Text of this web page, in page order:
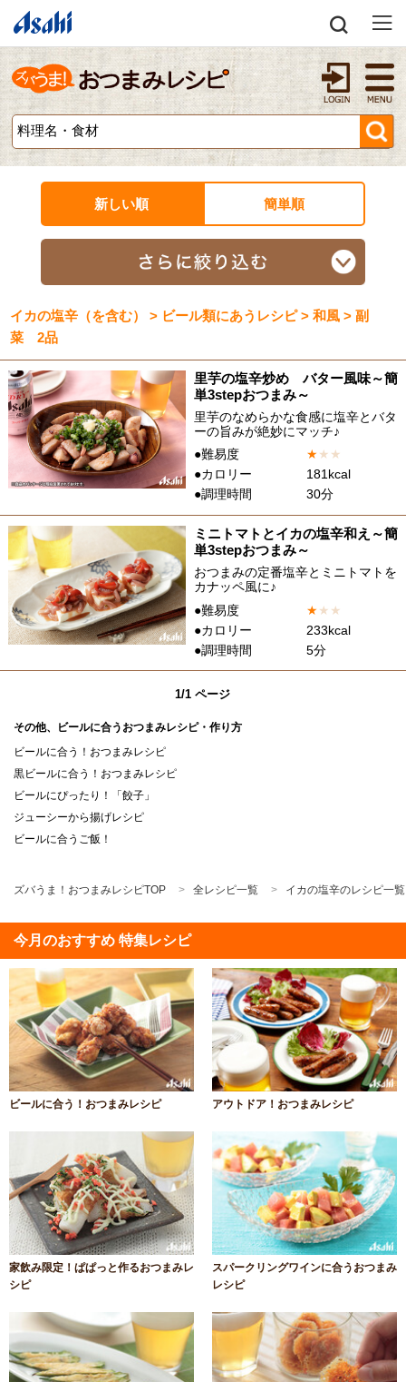
新しい順 簡単順
イカの塩辛（を含む） > ビール類にあうレシピ > 和風 > 副
菜 2品
里芋の塩辛炒め バター風味～簡
単3stepおつまみ～
里芋のなめらかな食感に塩辛とバタ
ーの旨みが絶妙にマッチ♪
●難易度
★★ ★
●カロリー
181kcal
●調理時間
30分
ミニトマトとイカの塩辛和え～簡
単3stepおつまみ～
おつまみの定番塩辛とミニトマトを
カナッペ風に♪
●難易度
★★ ★
●カロリー
233kcal
●調理時間
5分
1/1 ページ
その他、ビールに合うおつまみレシピ・作り方
ビールに合う！おつまみレシピ
黒ビールに合う！おつまみレシピ
ビールにぴったり！「餃子」
ジューシーから揚げレシピ
ビールに合うご飯！
ズバうま！おつまみレシピTOP 全レシピ一覧 イカの塩辛のレシピ一覧
今月のおすすめ 特集レシピ
ビールに合う！おつまみレシピ アウトドア！おつまみレシピ
家飲み限定！ぱぱっと作るおつまみレ
シピ
スパークリングワインに合うおつまみ
レシピ